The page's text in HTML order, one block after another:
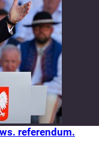
referendum.